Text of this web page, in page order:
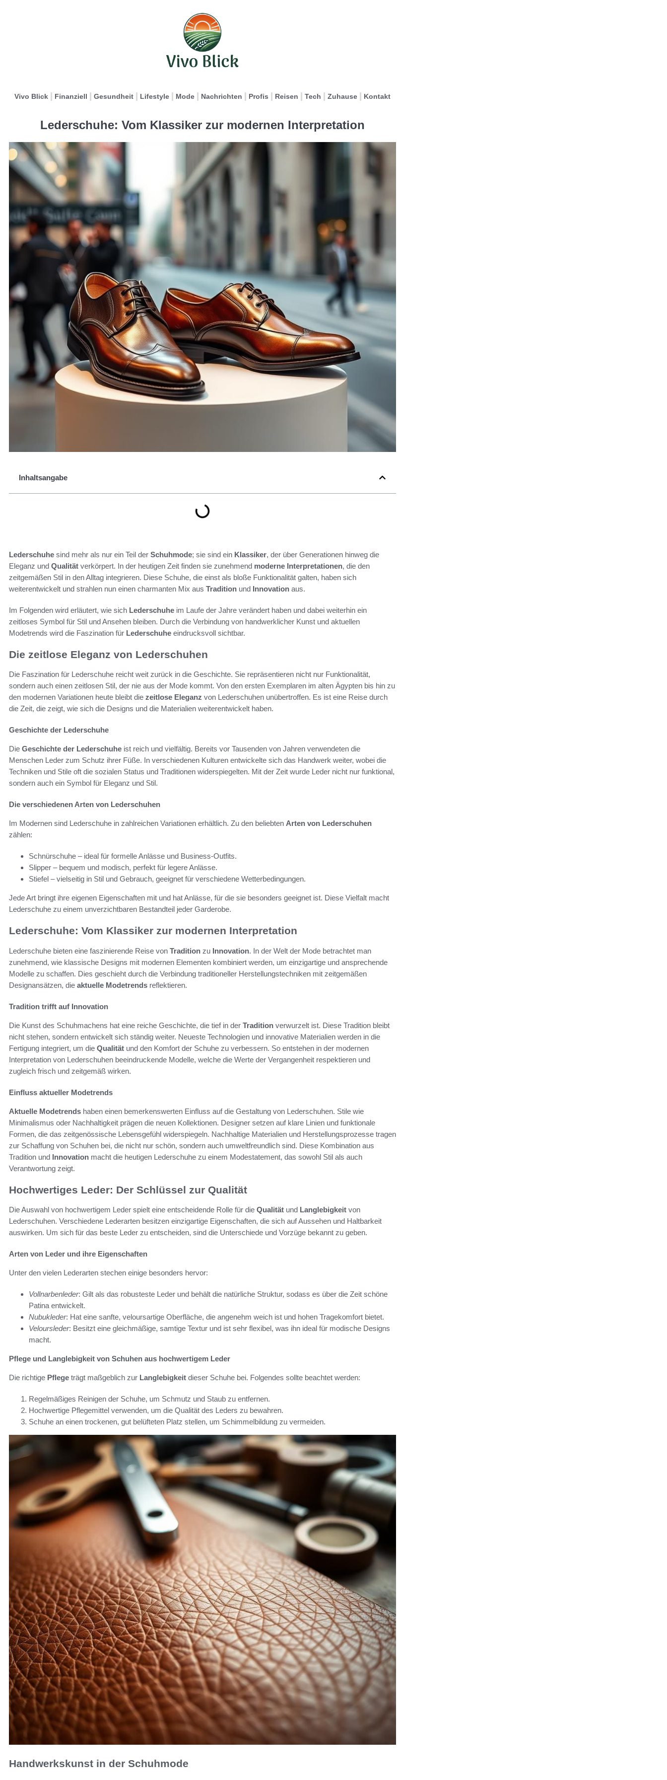
Vivo Blick Finanziell Gesundheit Lifestyle Mode Nachrichten Profis Reisen Tech Zuhause Kontakt
Lederschuhe: Vom Klassiker zur modernen Interpretation
Inhaltsangabe
Lederschuhe sind mehr als nur ein Teil der Schuhmode; sie sind ein Klassiker, der über Generationen hinweg die
Eleganz und Qualität verkörpert. In der heutigen Zeit finden sie zunehmend moderne Interpretationen, die den
zeitgemäßen Stil in den Alltag integrieren. Diese Schuhe, die einst als bloße Funktionalität galten, haben sich
weiterentwickelt und strahlen nun einen charmanten Mix aus Tradition und Innovation aus.
Im Folgenden wird erläutert, wie sich Lederschuhe im Laufe der Jahre verändert haben und dabei weiterhin ein
zeitloses Symbol für Stil und Ansehen bleiben. Durch die Verbindung von handwerklicher Kunst und aktuellen
Modetrends wird die Faszination für Lederschuhe eindrucksvoll sichtbar.
Die zeitlose Eleganz von Lederschuhen
Die Faszination für Lederschuhe reicht weit zurück in die Geschichte. Sie repräsentieren nicht nur Funktionalität,
sondern auch einen zeitlosen Stil, der nie aus der Mode kommt. Von den ersten Exemplaren im alten Ägypten bis hin zu
den modernen Variationen heute bleibt die zeitlose Eleganz von Lederschuhen unübertroffen. Es ist eine Reise durch
die Zeit, die zeigt, wie sich die Designs und die Materialien weiterentwickelt haben.
Geschichte der Lederschuhe
Die Geschichte der Lederschuhe ist reich und vielfältig. Bereits vor Tausenden von Jahren verwendeten die
Menschen Leder zum Schutz ihrer Füße. In verschiedenen Kulturen entwickelte sich das Handwerk weiter, wobei die
Techniken und Stile oft die sozialen Status und Traditionen widerspiegelten. Mit der Zeit wurde Leder nicht nur funktional,
sondern auch ein Symbol für Eleganz und Stil.
Die verschiedenen Arten von Lederschuhen
Im Modernen sind Lederschuhe in zahlreichen Variationen erhältlich. Zu den beliebten Arten von Lederschuhen
zählen:
Schnürschuhe – ideal für formelle Anlässe und Business-Outfits.
Slipper – bequem und modisch, perfekt für legere Anlässe.
Stiefel – vielseitig in Stil und Gebrauch, geeignet für verschiedene Wetterbedingungen.
Jede Art bringt ihre eigenen Eigenschaften mit und hat Anlässe, für die sie besonders geeignet ist. Diese Vielfalt macht
Lederschuhe zu einem unverzichtbaren Bestandteil jeder Garderobe.
Lederschuhe: Vom Klassiker zur modernen Interpretation
Lederschuhe bieten eine faszinierende Reise von Tradition zu Innovation. In der Welt der Mode betrachtet man
zunehmend, wie klassische Designs mit modernen Elementen kombiniert werden, um einzigartige und ansprechende
Modelle zu schaffen. Dies geschieht durch die Verbindung traditioneller Herstellungstechniken mit zeitgemäßen
Designansätzen, die aktuelle Modetrends reflektieren.
Tradition trifft auf Innovation
Die Kunst des Schuhmachens hat eine reiche Geschichte, die tief in der Tradition verwurzelt ist. Diese Tradition bleibt
nicht stehen, sondern entwickelt sich ständig weiter. Neueste Technologien und innovative Materialien werden in die
Fertigung integriert, um die Qualität und den Komfort der Schuhe zu verbessern. So entstehen in der modernen
Interpretation von Lederschuhen beeindruckende Modelle, welche die Werte der Vergangenheit respektieren und
zugleich frisch und zeitgemäß wirken.
Einfluss aktueller Modetrends
Aktuelle Modetrends haben einen bemerkenswerten Einfluss auf die Gestaltung von Lederschuhen. Stile wie
Minimalismus oder Nachhaltigkeit prägen die neuen Kollektionen. Designer setzen auf klare Linien und funktionale
Formen, die das zeitgenössische Lebensgefühl widerspiegeln. Nachhaltige Materialien und Herstellungsprozesse tragen
zur Schaffung von Schuhen bei, die nicht nur schön, sondern auch umweltfreundlich sind. Diese Kombination aus
Tradition und Innovation macht die heutigen Lederschuhe zu einem Modestatement, das sowohl Stil als auch
Verantwortung zeigt.
Hochwertiges Leder: Der Schlüssel zur Qualität
Die Auswahl von hochwertigem Leder spielt eine entscheidende Rolle für die Qualität und Langlebigkeit von
Lederschuhen. Verschiedene Lederarten besitzen einzigartige Eigenschaften, die sich auf Aussehen und Haltbarkeit
auswirken. Um sich für das beste Leder zu entscheiden, sind die Unterschiede und Vorzüge bekannt zu geben.
Arten von Leder und ihre Eigenschaften
Unter den vielen Lederarten stechen einige besonders hervor:
Vollnarbenleder: Gilt als das robusteste Leder und behält die natürliche Struktur, sodass es über die Zeit schöne
Patina entwickelt.
Nubukleder: Hat eine sanfte, veloursartige Oberfläche, die angenehm weich ist und hohen Tragekomfort bietet.
Veloursleder: Besitzt eine gleichmäßige, samtige Textur und ist sehr flexibel, was ihn ideal für modische Designs
macht.
Pflege und Langlebigkeit von Schuhen aus hochwertigem Leder
Die richtige Pflege trägt maßgeblich zur Langlebigkeit dieser Schuhe bei. Folgendes sollte beachtet werden:
Regelmäßiges Reinigen der Schuhe, um Schmutz und Staub zu entfernen.
Hochwertige Pflegemittel verwenden, um die Qualität des Leders zu bewahren.
Schuhe an einen trockenen, gut belüfteten Platz stellen, um Schimmelbildung zu vermeiden.
Handwerkskunst in der Schuhmode